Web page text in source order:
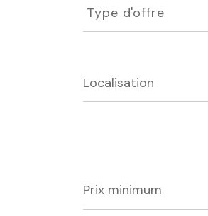
d'offre
Type d'offre
minimum